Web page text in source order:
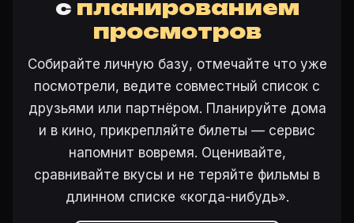
с планированием
просмотров
Собирайте личную базу, отмечайте что уже
посмотрели, ведите совместный список с
друзьями или партнёром. Планируйте дома
и в кино, прикрепляйте билеты — сервис
напомнит вовремя. Оценивайте,
сравнивайте вкусы и не теряйте фильмы в
длинном списке «когда-нибудь».